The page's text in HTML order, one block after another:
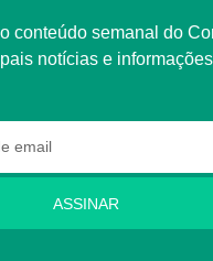
conteúdo semanal do
notícias e
ASSINAR